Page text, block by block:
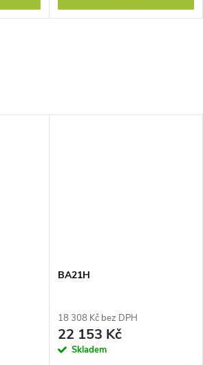
BA21H
18 308 Kč bez DPH
22 153 Kč
Skladem